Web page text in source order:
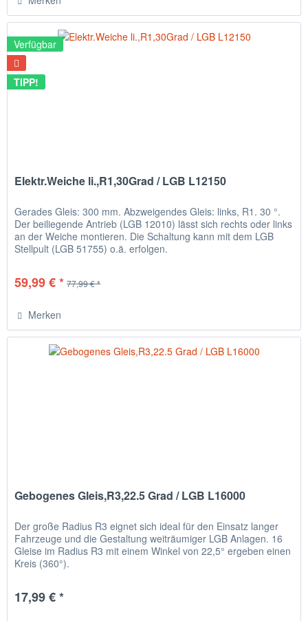
Verfügbar
TIPP!
Elektr.Weiche li.,R1,30Grad / LGB L12150
Gerades Gleis: 300 mm. Abzweigendes Gleis: links, R1. 30 °.
Der beiliegende Antrieb (LGB 12010) lässt sich rechts oder links
an der Weiche montieren. Die Schaltung kann mit dem LGB
Stellpult (LGB 51755) o.ä. erfolgen.
59,99 € * 77,99 € *
Merken
Gebogenes Gleis,R3,22.5 Grad / LGB L16000
Der große Radius R3 eignet sich ideal für den Einsatz langer
Fahrzeuge und die Gestaltung weiträumiger LGB Anlagen. 16
Gleise im Radius R3 mit einem Winkel von 22,5° ergeben einen
Kreis (360°).
17,99 € *